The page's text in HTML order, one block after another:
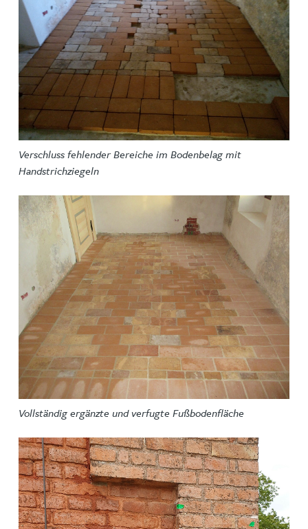
Verschluss fehlender Bereiche im Bodenbelag mit
Handstrichziegeln
Vollständig ergänzte und verfugte Fußbodenfläche